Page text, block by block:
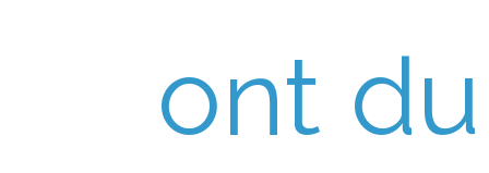
ont du